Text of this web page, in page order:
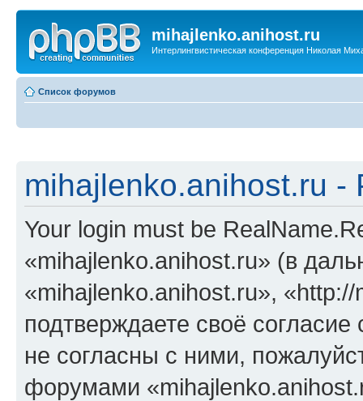
mihajlenko.anihost.ru
Интерлингвистическая конференция Николая
Список форумов
mihajlenko.anihost.ru -
Your login must be
«mihajlenko.anihost.ru» (в
«mihajlenko.anihost.ru»,
подтверждаете своё
не согласны с ними,
форумами